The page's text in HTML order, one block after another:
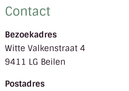
Contact
Bezoekadres
Witte Valkenstraat 4
9411 LG Beilen
Postadres